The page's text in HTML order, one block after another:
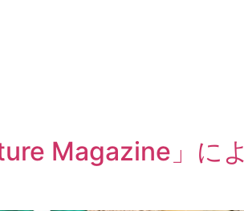
Magazine」に